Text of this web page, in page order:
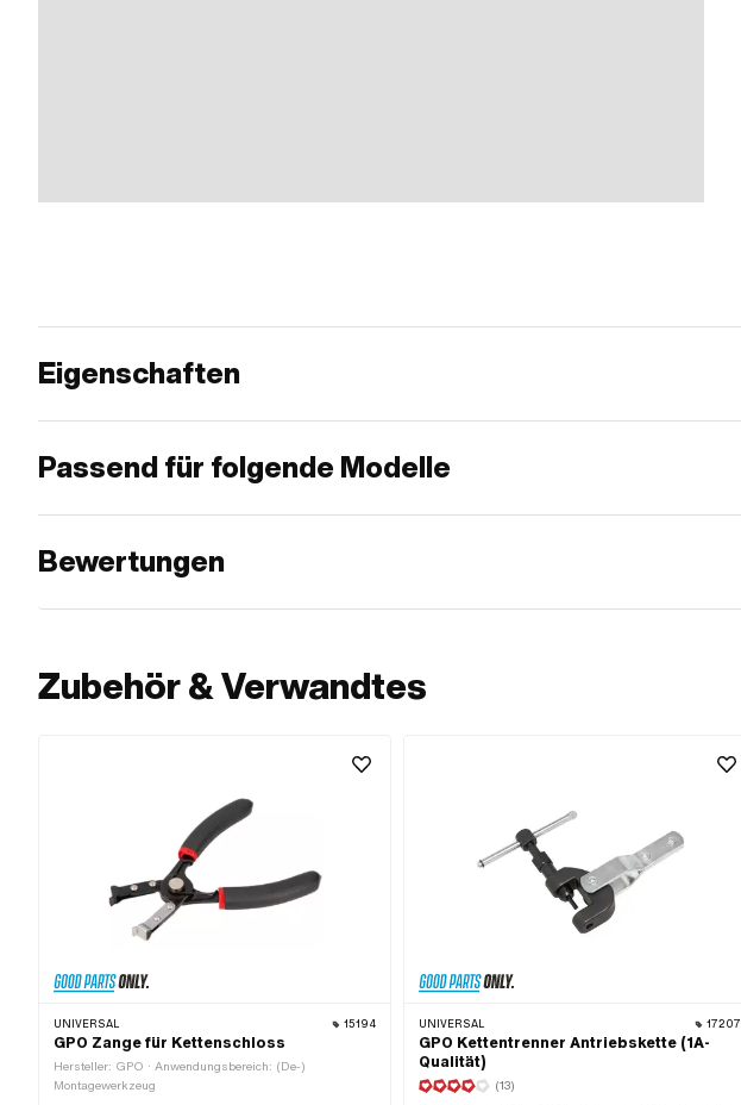
Eigenschaften
Passend für folgende Modelle
Bewertungen
Zubehör & Verwandtes
UNIVERSAL 15194
GPO Zange für Kettenschloss
Hersteller: GPO · Anwendungsbereich: (De-)
Montagewerkzeug
UNIVERSAL 17207
GPO Kettentrenner Antriebskette (1A-
Qualität)
(13)